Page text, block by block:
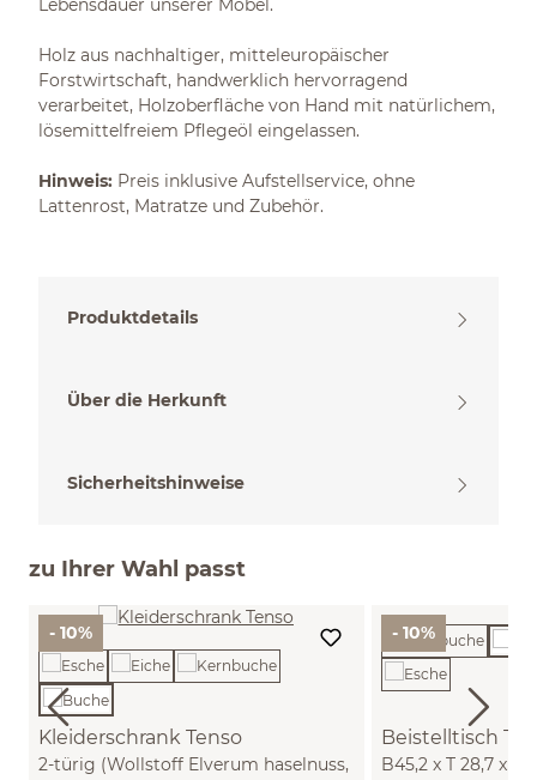
Lebensdauer unserer Möbel.
Holz aus nachhaltiger, mitteleuropäischer
Forstwirtschaft, handwerklich hervorragend
verarbeitet, Holzoberfläche von Hand mit natürlichem,
lösemittelfreiem Pflegeöl eingelassen.
Hinweis: Preis inklusive Aufstellservice, ohne
Lattenrost, Matratze und Zubehör.
Produktdetails
Über die Herkunft
Sicherheitshinweise
zu Ihrer Wahl passt
- 10%
Kleiderschrank Tenso
2-türig (Wollstoff Elverum haselnuss,
- 10%
Beistelltisch
B45,2 x T 28,7 x